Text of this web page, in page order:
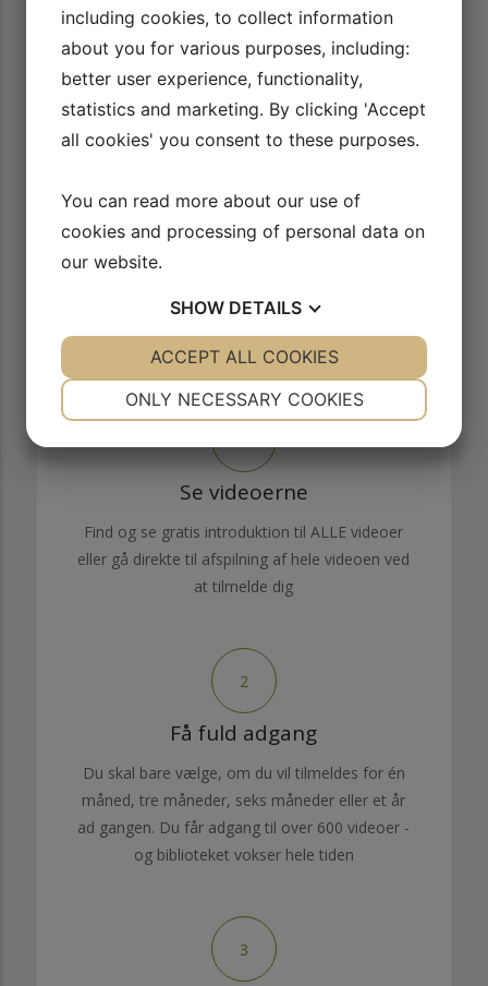
Mentaltræning: Den gode og dårlige volte
AFSPIL VIDEO
Sådan virker vores side
Se videoerne
Find og se gratis introduktion til ALLE videoer
eller gå direkte til afspilning af hele videoen ved
at tilmelde dig
2
Få fuld adgang
Du skal bare vælge, om du vil tilmeldes for én
måned, tre måneder, seks måneder eller et år
ad gangen. Du får adgang til over 600 videoer -
og biblioteket vokser hele tiden
3
including cookies, to collect information
about you for various purposes, including:
better user experience, functionality,
statistics and marketing. By clicking 'Accept
all cookies' you consent to these purposes.
You can read more about our use of
cookies and processing of personal data on
our website.
SHOW DETAILS
YES NO YES NO
YES NO YES NO
ONLY NECESSARY COOKIES
ACCEPT ALL COOKIES